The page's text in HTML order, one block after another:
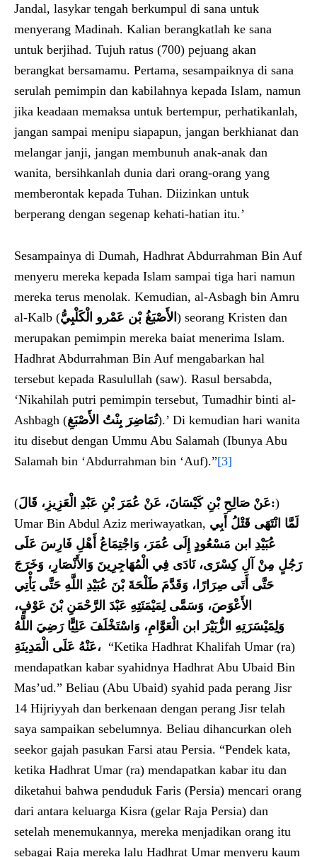
Jandal, lasykar tengah berkumpul di sana untuk
menyerang Madinah. Kalian berangkatlah ke sana
untuk berjihad. Tujuh ratus (700) pejuang akan
berangkat bersamamu. Pertama, sesampaiknya di sana
serulah pemimpin dan kabilahnya kepada Islam, namun
jika keadaan memaksa untuk bertempur, perhatikanlah,
jangan sampai menipu siapapun, jangan berkhianat dan
melangar janji, jangan membunuh anak-anak dan
wanita, bersihkanlah dunia dari orang-orang yang
memberontak kepada Tuhan. Diizinkan untuk
berperang dengan segenap kehati-hatian itu.’
Sesampainya di Dumah, Hadhrat Abdurrahman Bin Auf
menyeru mereka kepada Islam sampai tiga hari namun
mereka terus menolak. Kemudian, al-Asbagh bin Amru
al-Kalb (الأَصْبَغُ بْن عَمْرو الْكَلْبِيُّ ) seorang Kristen dan
merupakan pemimpin mereka baiat menerima Islam.
Hadhrat Abdurrahman Bin Auf mengabarkan hal
tersebut kepada Rasulullah (saw). Rasul bersabda,
‘Nikahilah putri pemimpin tersebut, Tumadhir binti al-
Ashbagh (تُمَاضِرَ بِنْتُ الأَصْبَغِ).’ Di kemudian hari wanita
itu disebut dengan Ummu Abu Salamah (Ibunya Abu
Salamah bin ‘Abdurrahman bin ‘Auf).”[3]
( عَنْ صَالِحِ بْنِ كَيْسَانَ، عَنْ عُمَرَ بْنِ عَبْدِ الْعَزِيزِ، قَالَ:)
Umar Bin Abdul Aziz meriwayatkan, لَمَّا انْتَهَى قَتْلُ أَبِي
عُبَيْدِ ابن مَسْعُودٍ إِلَى عُمَرَ، وَاجْتِمَاعُ أَهْلِ فَارِسَ عَلَى
رَجُلٍ مِنْ آلِ كِسْرَى، نَادَى فِي الْمُهَاجِرِينَ وَالأَنْصَارِ، وَخَرَجَ
حَتَّى أَتَى صِرَارًا، وَقَدَّمَ طَلْحَةَ بْنَ عُبَيْدِ اللَّهِ حَتَّى يَأْتِي
الأَعْوَصَ، وَسَمَّى لِمَيْمَنَتِهِ عَبْدَ الرَّحْمَنِ بْنَ عَوْفٍ،
وَلِمَيْسَرَتِهِ الزُّبَيْرَ ابن الْعَوَّامِ، وَاسْتَخْلَفَ عَلِيًّا رَضِيَ اللَّهُ
عَنْهُ عَلَى الْمَدِينَةِ، “Ketika Hadhrat Khalifah Umar (ra)
mendapatkan kabar syahidnya Hadhrat Abu Ubaid Bin
Mas’ud.” Beliau (Abu Ubaid) syahid pada perang Jisr
14 Hijriyyah dan berkenaan dengan perang Jisr telah
saya sampaikan sebelumnya. Beliau dihancurkan oleh
seekor gajah pasukan Farsi atau Persia. “Pendek kata,
ketika Hadhrat Umar (ra) mendapatkan kabar itu dan
diketahui bahwa penduduk Faris (Persia) mencari orang
dari antara keluarga Kisra (gelar Raja Persia) dan
setelah menemukannya, mereka menjadikan orang itu
sebagai Raja mereka lalu Hadhrat Umar menyeru kaum